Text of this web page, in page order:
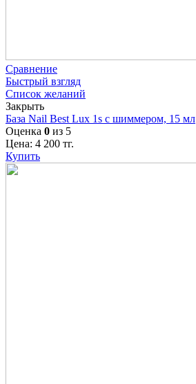
Сравнение
Быстрый взгляд
Список желаний
Закрыть
База Nail Best Lux 1s с шиммером, 15 мл
Оценка 0 из 5
Цена: 4 200 тг.
Купить